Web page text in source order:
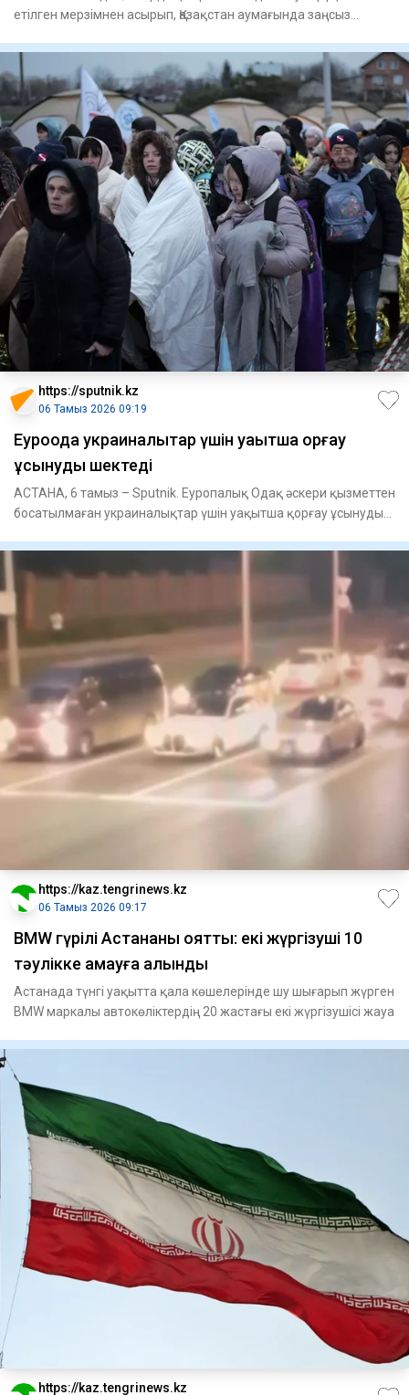
етілген мерзімнен асырып, Қазақстан аумағында заңсыз
https://sputnik.kz
06 Тамыз 2026 09:19
Еуроодақ украиналықтар үшін уақытша қорғау
ұсынуды шектеді
АСТАНА, 6 тамыз – Sputnik. Еуропалық Одақ әскери қызметтен
босатылмаған украиналықтар үшін уақытша қорғау ұсынуды
https://kaz.tengrinews.kz
06 Тамыз 2026 09:17
BMW гүрілі Астананы оятты: екі жүргізуші 10
тәулікке қамауға алынды
Астанада түнгі уақытта қала көшелерінде шу шығарып жүрген
BMW маркалы автокөліктердің 20 жастағы екі жүргізушісі жауа
https://kaz.tengrinews.kz